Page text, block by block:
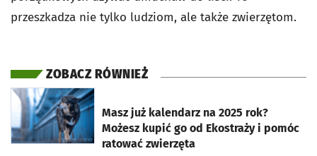
przeszkadza nie tylko ludziom, ale także zwierzętom.
ZOBACZ RÓWNIEŻ
Masz już kalendarz na 2025 rok?
Możesz kupić go od Ekostraży i pomóc
ratować zwierzęta
otworzy się w nowej karcie